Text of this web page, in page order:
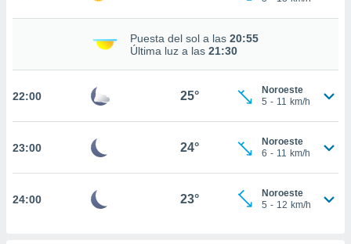
para
aunque
no
abono
Puesta del sol a las 20:55
Última luz a las 21:30
22:00 25°
Noroeste
5 - 11 km/h
23:00 24°
Noroeste
6 - 11 km/h
24:00 23°
Noroeste
5 - 12 km/h